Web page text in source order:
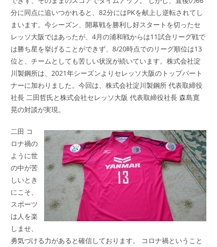
分に同点に追いつかれると、82分にはPKを献上し逆転されてし
まいます。今シーズン、開幕戦を勝利し好スタートを切ったセ
レッソ大阪ではあったが、4月の浦和戦からは11試合リーグ戦で
は勝ち星を挙げることができず、8/20時点でのリーグ順位は13
位と、チームとしても苦しい状況が続いています。株式会社淀
川製鋼所は、2021年シーズンよりセレッソ大阪のトップパート
ナーに加わりました。今回は、株式会社淀川製鋼所 代表取締役
社長 二田哲氏と株式会社セレッソ大阪 代表取締役社長 森島寛
晃の対談が実現。
二田 コ
ロナ禍の
ように世
の中が苦
しいとき
にこそ、
スポーツ
は人を楽
しませ、
勇気づける力があると確信しております。 コロナ禍ということ